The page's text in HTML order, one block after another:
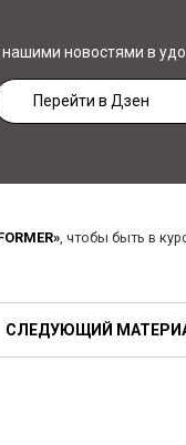
нашими новостями в
Перейти в Дзен
, чтобы быть в
СЛЕДУЮЩИЙ